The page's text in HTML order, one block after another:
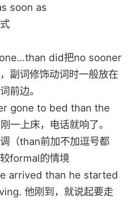
soon as
did把no sooner
副词修饰动词时一般放在
前边。
gone to bed than the
一上床，电话就响了。
（than前加不加逗号都
formal的情境
arrived than he started
他刚到，就说起要走